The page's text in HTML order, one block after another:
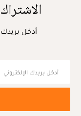
أدخل بريدك